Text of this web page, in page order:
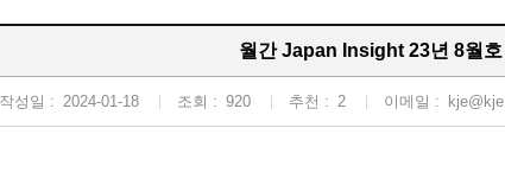
월간 Japan Insight 23년 8월호
작성일 : 2024-01-18 조회 : 920 추천 : 2 이메일 :